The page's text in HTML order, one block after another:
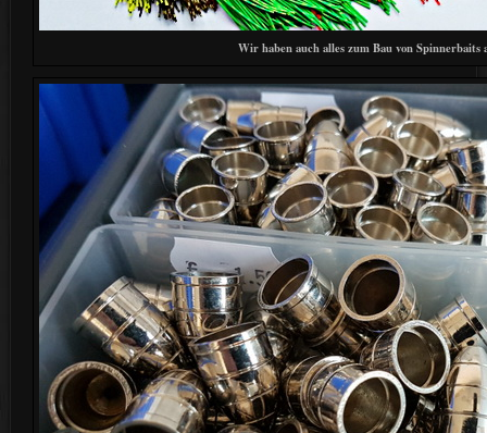
Wir haben auch alles zum Bau von Spinnerbaits